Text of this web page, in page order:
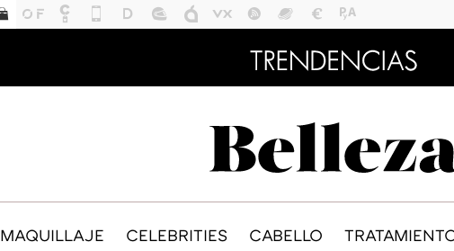
MAQUILLAJE CELEBRITIES CABELLO